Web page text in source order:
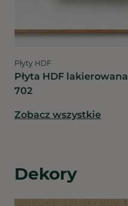
Płyty HDF
Płyta HDF lakierowana
702
Zobacz wszystkie
Dekory